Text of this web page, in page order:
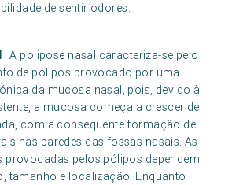
de sentir odores.
: A polipose nasal caracteriza-se pelo
de pólipos provocado por uma
da mucosa nasal, pois, devido à
a mucosa começa a crescer de
com a consequente formação de
nas paredes das fossas nasais. As
provocadas pelos pólipos dependem
tamanho e localização. Enquanto